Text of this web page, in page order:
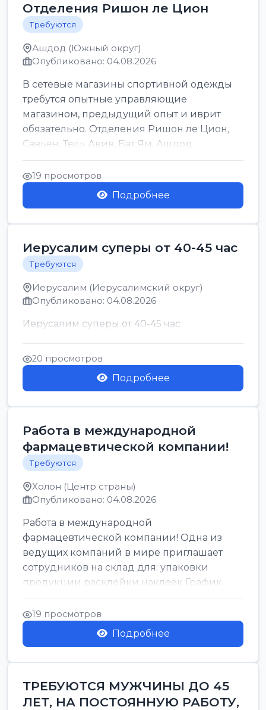
Отделения Ришон ле Цион
Требуются
Ашдод (Южный округ)
Опубликовано: 04.08.2026
В сетевые магазины спортивной одежды
требутся опытные управляющие
магазином, предыдущий опыт и иврит
обязательно. Отделения Ришон ле Цион,
Савьен, Тель Авив, Бат Ям, Ашдод,
Ашкелон, Кфар Саба, Маале А...
19 просмотров
Подробнее
Иерусалим суперы от 40-45 час
Требуются
Иерусалим (Иерусалимский округ)
Опубликовано: 04.08.2026
Иерусалим суперы от 40-45 час
20 просмотров
Подробнее
Работа в международной
фармацевтической компании!
Требуются
Холон (Центр страны)
Опубликовано: 04.08.2026
Работа в международной
фармацевтической компании! Одна из
ведущих компаний в мире приглашает
сотрудников на склад для: упаковки
продукции расклейки наклеек График
работы: с 7:00 до 16:00 Оплата: 38 в ...
19 просмотров
Подробнее
ТРЕБУЮТСЯ МУЖЧИНЫ ДО 45
ЛЕТ, НА ПОСТОЯННУЮ РАБОТУ,